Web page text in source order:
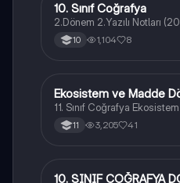
Coğrafya
10. Sınıf Coğrafya
2.Dönem 2.Yazılı Notları
10 1,104 8
Coğrafya
Ekosistem ve Madde
11. Sınıf Coğrafya Ekosistem
11 3,205 41
Coğrafya
10. SINIF COĞRAFYA